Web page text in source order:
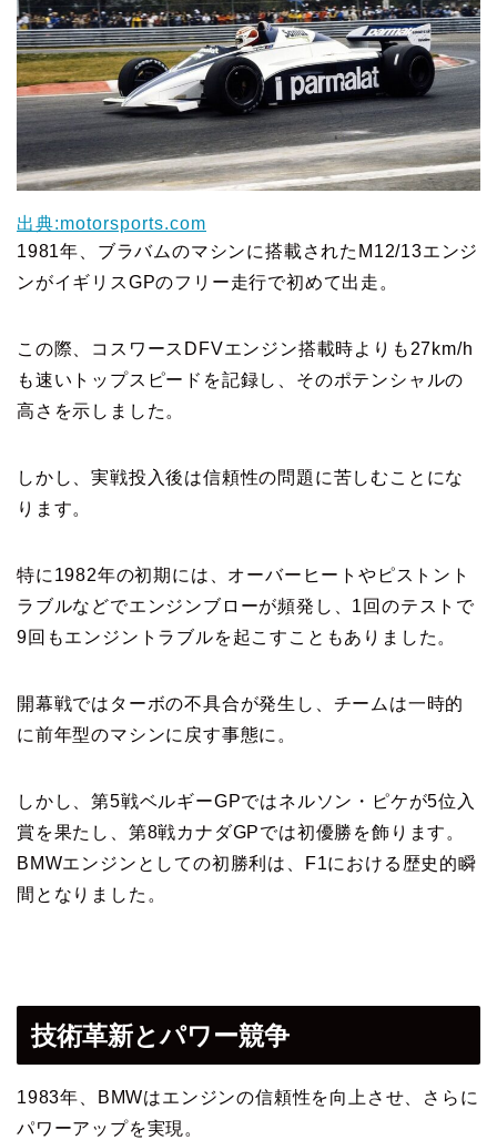
出典:motorsports.com
1981年、ブラバムのマシンに搭載されたM12/13エンジ
ンがイギリスGPのフリー走行で初めて出走。
この際、コスワースDFVエンジン搭載時よりも27km/h
も速いトップスピードを記録し、そのポテンシャルの
高さを示しました。
しかし、実戦投入後は信頼性の問題に苦しむことにな
ります。
特に1982年の初期には、オーバーヒートやピストント
ラブルなどでエンジンブローが頻発し、1回のテストで
9回もエンジントラブルを起こすこともありました。
開幕戦ではターボの不具合が発生し、チームは一時的
に前年型のマシンに戻す事態に。
しかし、第5戦ベルギーGPではネルソン・ピケが5位入
賞を果たし、第8戦カナダGPでは初優勝を飾ります。
BMWエンジンとしての初勝利は、F1における歴史的瞬
間となりました。
技術革新とパワー競争
1983年、BMWはエンジンの信頼性を向上させ、さらに
パワーアップを実現。